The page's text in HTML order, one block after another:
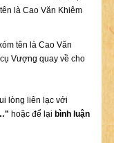
là Cao Văn Khiêm
tên là Cao Văn
Vượng quay về cho
lòng liên lạc với
hoặc để lại bình luận